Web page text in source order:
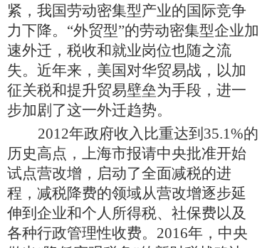
紧，我国劳动密集型产业的国际竞争
力下降。“外贸型”的劳动密集型企业加
速外迁，税收和就业岗位也随之流
失。近年来，美国对华贸易战，以加
征关税和提升贸易壁垒为手段，进一
步加剧了这一外迁趋势。
2012年政府收入比重达到 35.1%的
历史高点，上海市报请中央批准开始
试点营改增，启动了全面减税的进
程，减税降费的领域从营改增逐步延
伸到企业和个人所得税、社保费以及
各种行政管理性收费。 2016年，中央